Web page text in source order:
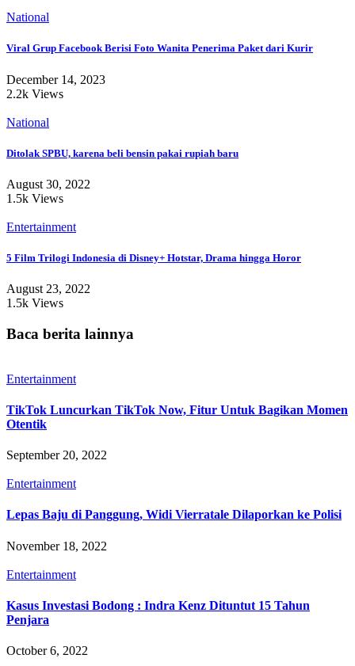
National
Viral Grup Facebook Berisi Foto Wanita Penerima Paket dari Kurir
December 14, 2023
2.2k Views
National
Ditolak SPBU, karena beli bensin pakai rupiah baru
August 30, 2022
1.5k Views
Entertainment
5 Film Trilogi Indonesia di Disney+ Hotstar, Drama hingga Horor
August 23, 2022
1.5k Views
Baca berita lainnya
Entertainment
TikTok Luncurkan TikTok Now, Fitur Untuk Bagikan Momen
Otentik
September 20, 2022
Entertainment
Lepas Baju di Panggung, Widi Vierratale Dilaporkan ke Polisi
November 18, 2022
Entertainment
Kasus Investasi Bodong : Indra Kenz Dituntut 15 Tahun
Penjara
October 6, 2022